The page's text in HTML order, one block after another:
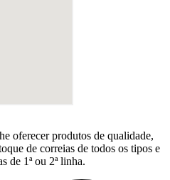
oferecer produtos de qualidade,
de correias de todos os tipos e
de 1ª ou 2ª linha.